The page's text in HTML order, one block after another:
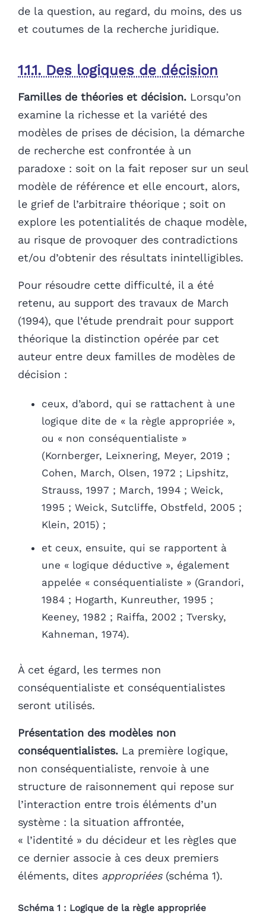
de la question, au regard, du moins, des us
et coutumes de la recherche juridique.
1.1.1. Des logiques de décision
Familles de théories et décision. Lorsqu’on
examine la richesse et la variété des
modèles de prises de décision, la démarche
de recherche est confrontée à un
paradoxe : soit on la fait reposer sur un seul
modèle de référence et elle encourt, alors,
le grief de l’arbitraire théorique ; soit on
explore les potentialités de chaque modèle,
au risque de provoquer des contradictions
et/ou d’obtenir des résultats inintelligibles.
Pour résoudre cette difficulté, il a été
retenu, au support des travaux de March
(1994), que l’étude prendrait pour support
théorique la distinction opérée par cet
auteur entre deux familles de modèles de
décision :
ceux, d’abord, qui se rattachent à une
logique dite de « la règle appropriée »,
ou « non conséquentialiste »
(Kornberger, Leixnering, Meyer, 2019 ;
Cohen, March, Olsen, 1972 ; Lipshitz,
Strauss, 1997 ; March, 1994 ; Weick,
1995 ; Weick, Sutcliffe, Obstfeld, 2005 ;
Klein, 2015) ;
et ceux, ensuite, qui se rapportent à
une « logique déductive », également
appelée « conséquentialiste » (Grandori,
1984 ; Hogarth, Kunreuther, 1995 ;
Keeney, 1982 ; Raiffa, 2002 ; Tversky,
Kahneman, 1974).
À cet égard, les termes non
conséquentialiste et conséquentialistes
seront utilisés.
Présentation des modèles non
conséquentialistes. La première logique,
non conséquentialiste, renvoie à une
structure de raisonnement qui repose sur
l’interaction entre trois éléments d’un
système : la situation affrontée,
« l’identité » du décideur et les règles que
ce dernier associe à ces deux premiers
éléments, dites appropriées(schéma 1).
Schéma 1 : Logique de la règle appropriée